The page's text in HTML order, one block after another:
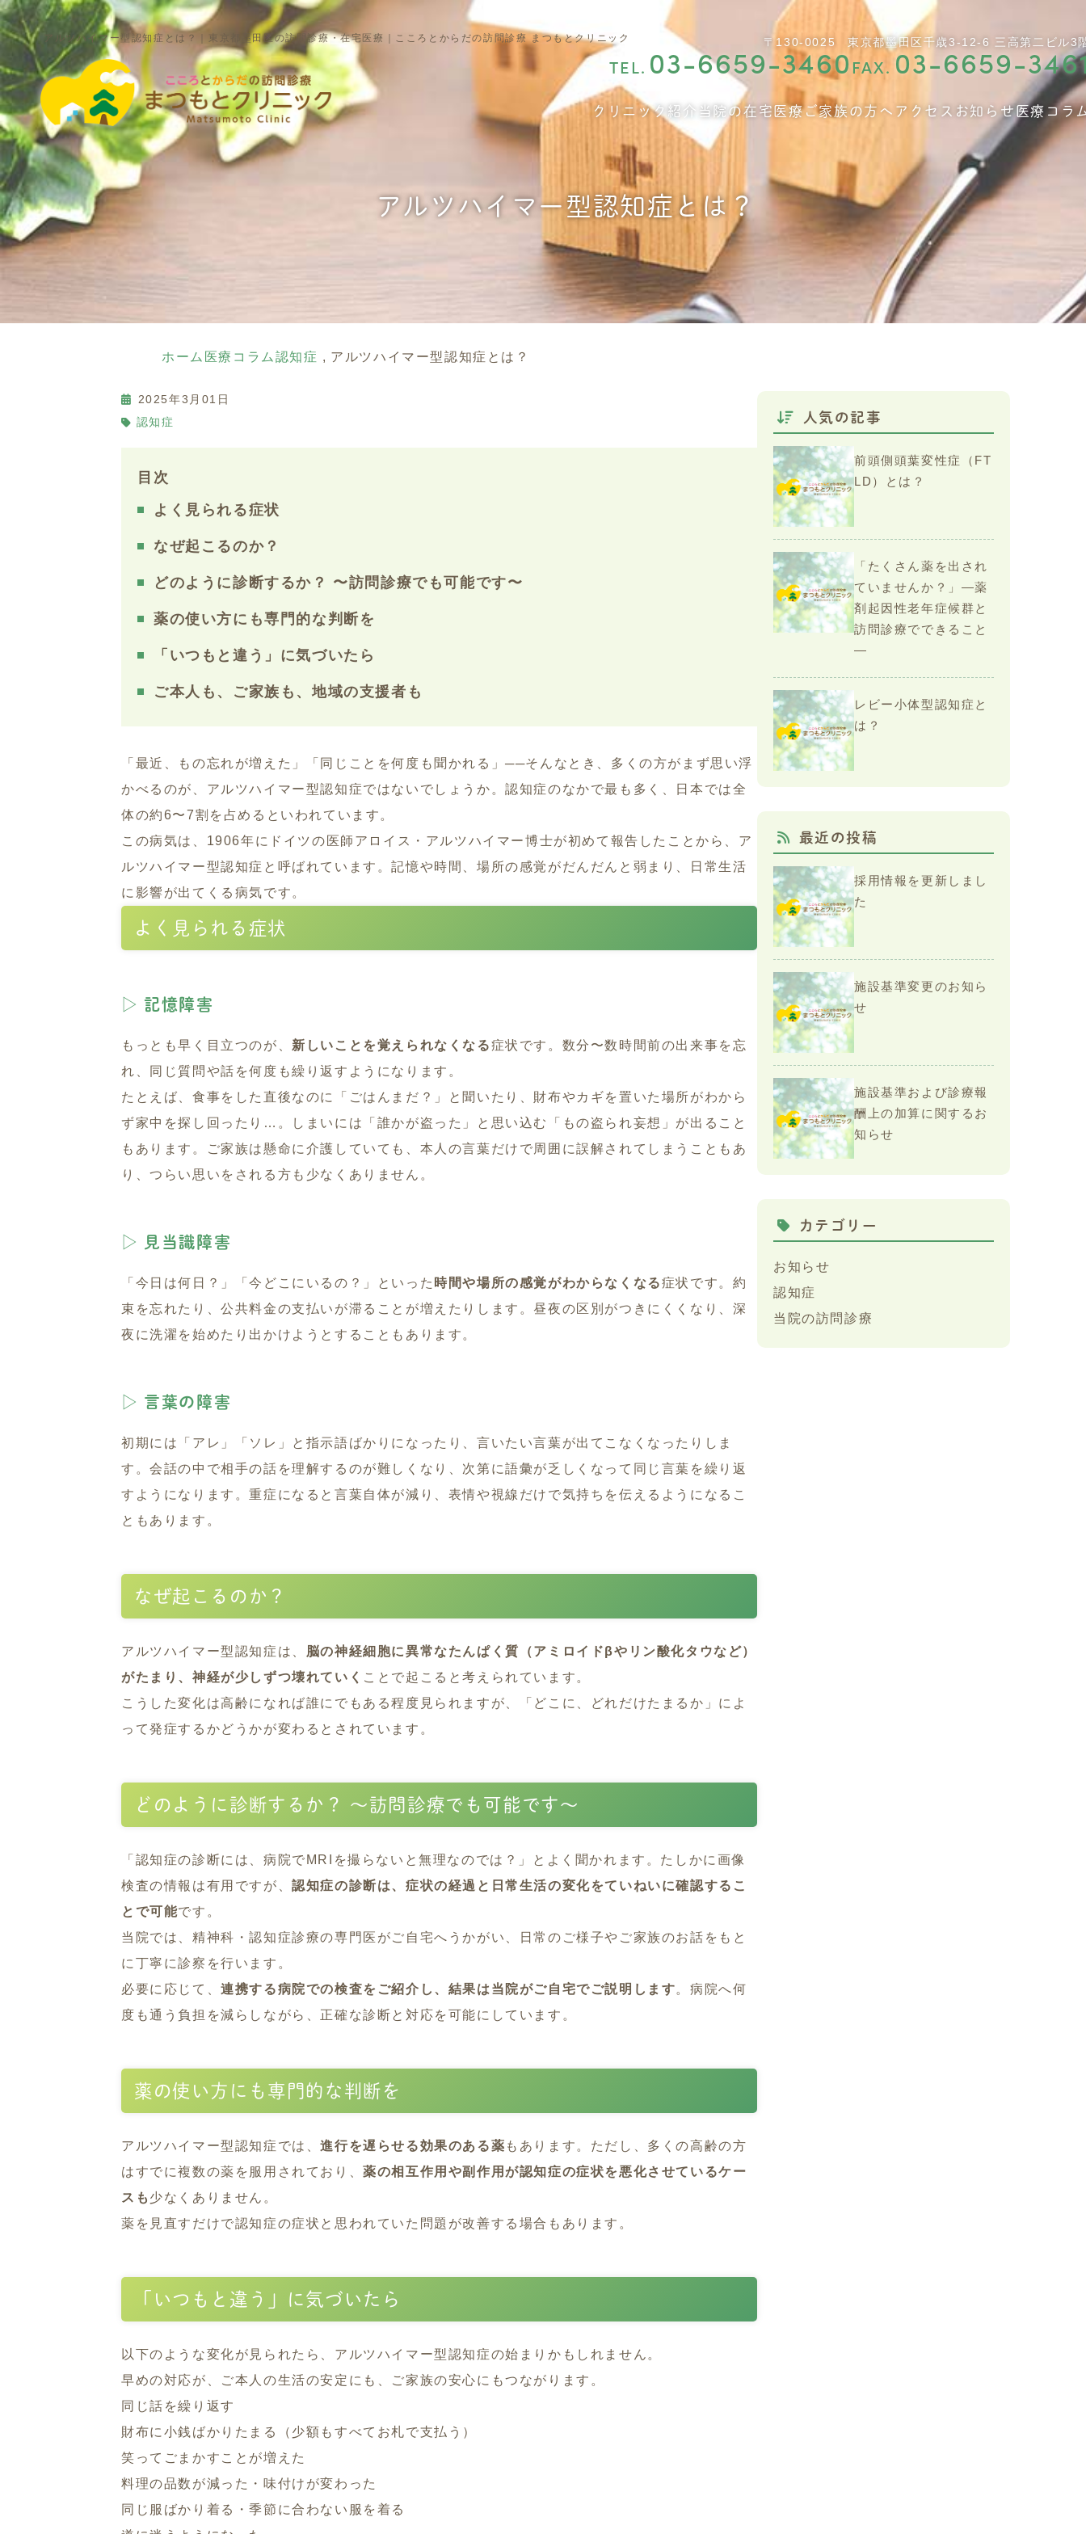
アルツハイマー型認知症とは？｜東京都墨田区の訪問診療・在宅医療｜こころとからだの訪問診療 まつもとクリニック 〒130-0025 東京都墨田区千歳3-12-6 三高第二ビル3
TEL. 03-6659-3460FAX. 03-6659-
クリニック紹介 当院の在宅医療ご家族の方へ アクセス お知らせ 医療コラ
アルツハイマー型認知症とは？
ホーム 医療コラム 認知症 アルツハイマー型認知症とは？
2025年3月01日
認知症
目次
よく見られる症状
なぜ起こるのか？
どのように診断するか？ 〜訪問診療でも可能です〜
薬の使い方にも専門的な判断を
「いつもと違う」に気づいたら
ご本人も、ご家族も、地域の支援者も
「最近、もの忘れが増えた」「同じことを何度も聞かれる」──そんなとき、多くの方がまず思い浮
かべるのが、アルツハイマー型認知症ではないでしょうか。認知症のなかで最も多く、日本では全
体の約6〜7割を占めるといわれています。
この病気は、1906年にドイツの医師アロイス・アルツハイマー博士が初めて報告したことから、ア
ルツハイマー型認知症と呼ばれています。記憶や時間、場所の感覚がだんだんと弱まり、日常生活
に影響が出てくる病気です。
よく見られる症状
▷ 記憶障害
もっとも早く目立つのが、 新しいことを覚えられなくなる症状です。数分〜数時間前の出来事を忘
れ、同じ質問や話を何度も繰り返すようになります。
たとえば、食事をした直後なのに「ごはんまだ？」と聞いたり、財布やカギを置いた場所がわから
ず家中を探し回ったり…。しまいには「誰かが盗った」と思い込む「もの盗られ妄想」が出ること
もあります。ご家族は懸命に介護していても、本人の言葉だけで周囲に誤解されてしまうこともあ
り、つらい思いをされる方も少なくありません。
▷ 見当識障害
「今日は何日？」「今どこにいるの？」といった 時間や場所の感覚がわからなくなる症状です。約
束を忘れたり、公共料金の支払いが滞ることが増えたりします。昼夜の区別がつきにくくなり、深
夜に洗濯を始めたり出かけようとすることもあります。
▷ 言葉の障害
初期には「アレ」「ソレ」と指示語ばかりになったり、言いたい言葉が出てこなくなったりしま
す。会話の中で相手の話を理解するのが難しくなり、次第に語彙が乏しくなって同じ言葉を繰り返
すようになります。重症になると言葉自体が減り、表情や視線だけで気持ちを伝えるようになるこ
ともあります。
なぜ起こるのか？
アルツハイマー型認知症は、 脳の神経細胞に異常なたんぱく質（アミロイドβやリン酸化タウなど）
がたまり、神経が少しずつ壊れていく ことで起こると考えられています。
こうした変化は高齢になれば誰にでもある程度見られますが、「どこに、どれだけたまるか」によ
って発症するかどうかが変わるとされています。
どのように診断するか？ 〜訪問診療でも可能です〜
「認知症の診断には、病院でMRIを撮らないと無理なのでは？」とよく聞かれます。たしかに画像
検査の情報は有用ですが、認知症の診断は、症状の経過と日常生活の変化をていねいに確認するこ
とで可能です。
当院では、精神科・認知症診療の専門医がご自宅へうかがい、日常のご様子やご家族のお話をもと
に丁寧に診察を行います。
必要に応じて、連携する病院での検査をご紹介し、結果は当院がご自宅でご説明します。病院へ何
度も通う負担を減らしながら、正確な診断と対応を可能にしています。
薬の使い方にも専門的な判断を
アルツハイマー型認知症では、進行を遅らせる効果のある薬 もあります。ただし、多くの高齢の方
はすでに複数の薬を服用されており、薬の相互作用や副作用が認知症の症状を悪化させているケー
スも 少なくありません。
薬を見直すだけで認知症の症状と思われていた問題が改善する場合もあります。
「いつもと違う」に気づいたら
以下のような変化が見られたら、アルツハイマー型認知症の始まりかもしれません。
早めの対応が、ご本人の生活の安定にも、ご家族の安心にもつながります。
同じ話を繰り返す
財布に小銭ばかりたまる（少額もすべてお札で支払う）
笑ってごまかすことが増えた
料理の品数が減った・味付けが変わった
同じ服ばかり着る・季節に合わない服を着る
人気の記事
前頭側頭葉変性症（FT
LD）とは？
「たくさん薬を出され
ていませんか？」—薬
剤起因性老年症候群と
訪問診療でできること
—
レビー小体型認知症と
は？
最近の投稿
採用情報を更新しまし
た
施設基準変更のお知ら
せ
施設基準および診療報
酬上の加算に関するお
知らせ
カテゴリー
お知らせ
認知症
当院の訪問診療